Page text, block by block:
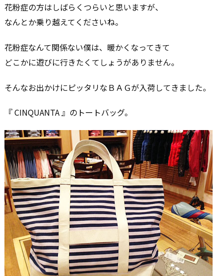
花粉症の方はしばらくつらいと思いますが、
なんとか乗り越えてくださいね。
花粉症なんて関係ない僕は、暖かくなってきて
どこかに遊びに行きたくてしょうがありません。
そんなお出かけにピッタリなＢＡＧが入荷してきました。
『 CINQUANTA 』のトートバッグ。